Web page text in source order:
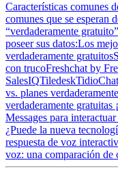
Características comunes
comunes que se esperan
“verdaderamente
poseer sus datos:Los
verdaderamente gratuitos
con trucoFreshchat by
SalesIQTiledeskTidio
vs. planes
verdaderamente gratuitas
Messages para
¿Puede la nueva
respuesta de voz
voz: una comparación de